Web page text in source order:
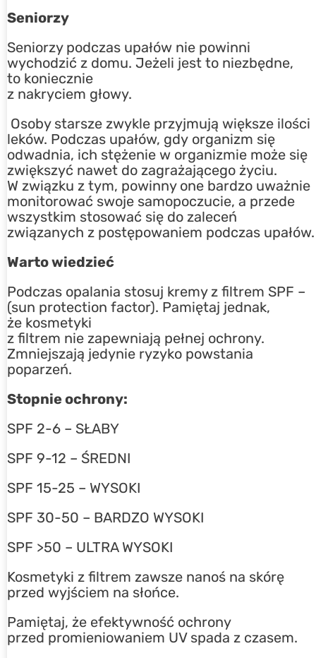
Seniorzy
Seniorzy podczas upałów nie powinni
wychodzić z domu. Jeżeli jest to niezbędne,
to koniecznie
z nakryciem głowy.
Osoby starsze zwykle przyjmują większe ilości
leków. Podczas upałów, gdy organizm się
odwadnia, ich stężenie w organizmie może się
zwiększyć nawet do zagrażającego życiu.
W związku z tym, powinny one bardzo uważnie
monitorować swoje samopoczucie, a przede
wszystkim stosować się do zaleceń
związanych z postępowaniem podczas upałów.
Warto wiedzieć
Podczas opalania stosuj kremy z filtrem SPF –
(sun protection factor). Pamiętaj jednak,
że kosmetyki
z filtrem nie zapewniają pełnej ochrony.
Zmniejszają jedynie ryzyko powstania
poparzeń.
Stopnie ochrony:
SPF 2-6 – SŁABY
SPF 9-12 – ŚREDNI
SPF 15-25 – WYSOKI
SPF 30-50 – BARDZO WYSOKI
SPF >50 – ULTRA WYSOKI
Kosmetyki z filtrem zawsze nanoś na skórę
przed wyjściem na słońce.
Pamiętaj, że efektywność ochrony
przed promieniowaniem UV spada z czasem.